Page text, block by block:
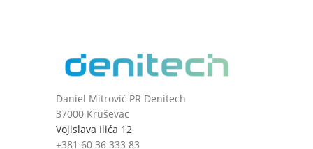
Daniel Mitrović PR Denitech
37000 Kruševac
Vojislava Ilića 12
+381 60 36 333 83